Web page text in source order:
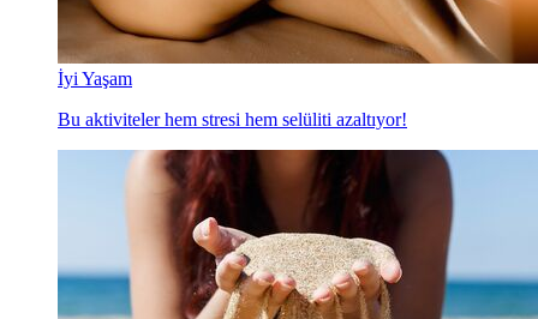
İyi Yaşam
Bu aktiviteler hem stresi hem selüliti azaltıyor!